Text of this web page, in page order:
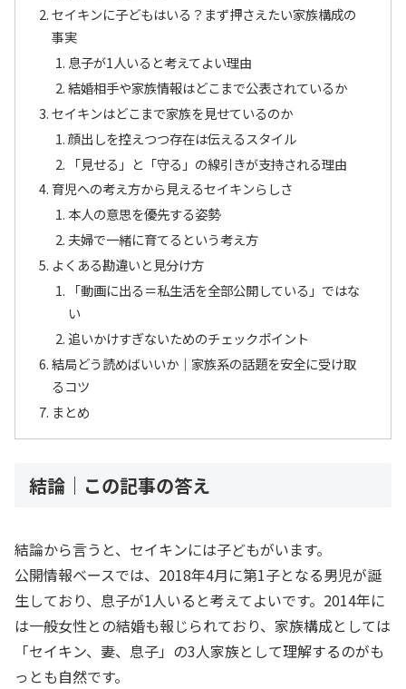
セイキンに子どもはいる？まず押さえたい家族構成の
事実
息子が1人いると考えてよい理由
結婚相手や家族情報はどこまで公表されているか
セイキンはどこまで家族を見せているのか
顔出しを控えつつ存在は伝えるスタイル
「見せる」と「守る」の線引きが支持される理由
育児への考え方から見えるセイキンらしさ
本人の意思を優先する姿勢
夫婦で一緒に育てるという考え方
よくある勘違いと見分け方
「動画に出る＝私生活を全部公開している」ではな
い
追いかけすぎないためのチェックポイント
結局どう読めばいいか｜家族系の話題を安全に受け取
るコツ
まとめ
結論｜この記事の答え
結論から言うと、セイキンには子どもがいます。
公開情報ベースでは、2018年4月に第1子となる男児が誕
生しており、息子が1人いると考えてよいです。2014年に
は一般女性との結婚も報じられており、家族構成としては
「セイキン、妻、息子」の3人家族として理解するのがも
っとも自然です。